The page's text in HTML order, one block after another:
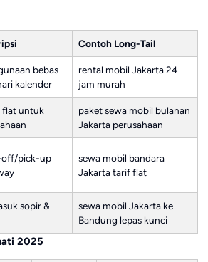
Contoh Long-Tail
bebas
kalender
rental mobil Jakarta 24
jam murah
flat untuk
paket sewa mobil bulanan
Jakarta perusahaan
off/pick-up
sewa mobil bandara
Jakarta tarif flat
sopir &
sewa mobil Jakarta ke
Bandung lepas kunci
2025